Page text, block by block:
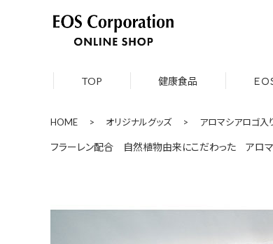
TOP 健康食品 Ｅ
HOME > オリジナルグッズ > アロマシアロゴ
フラーレン配合 自然植物由来にこだわった アロ